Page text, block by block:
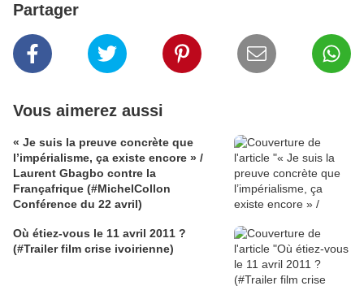
Partager
Vous aimerez aussi
« Je suis la preuve concrète que
l’impérialisme, ça existe encore » /
Laurent Gbagbo contre la
Françafrique (#MichelCollon
Conférence du 22 avril)
Où étiez-vous le 11 avril 2011 ?
(#Trailer film crise ivoirienne)